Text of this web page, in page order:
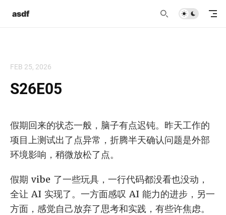
asdf
FEB 25, 2026
S26E05
假期回来的状态一般，脑子有点迟钝。昨天工作的
项目上测试出了点异常，折腾半天确认问题是外部
环境影响，稍微放松了点。
假期 vibe 了一些玩具，一行代码都没看也没动，
全让 AI 实现了。一方面感叹 AI 能力的进步，另一
方面，感觉自己放弃了思考和实践，有些许焦虑。